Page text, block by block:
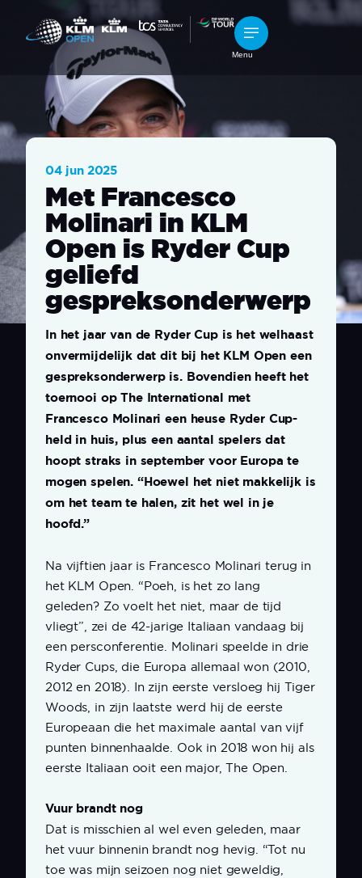
Menu
04 jun 2025
Met Francesco
Molinari in KLM
Open is Ryder Cup
geliefd
gespreksonderwerp
In het jaar van de Ryder Cup is het welhaast
onvermijdelijk dat dit bij het KLM Open een
gespreksonderwerp is. Bovendien heeft het
toernooi op The International met
Francesco Molinari een heuse Ryder Cup-
held in huis, plus een aantal spelers dat
hoopt straks in september voor Europa te
mogen spelen. “Hoewel het niet makkelijk is
om het team te halen, zit het wel in je
hoofd.”
Na vijftien jaar is Francesco Molinari terug in
het KLM Open. “Poeh, is het zo lang
geleden? Zo voelt het niet, maar de tijd
vliegt”, zei de 42-jarige Italiaan vandaag bij
een persconferentie. Molinari speelde in drie
Ryder Cups, die Europa allemaal won (2010,
2012 en 2018). In zijn eerste versloeg hij Tiger
Woods, in zijn laatste werd hij de eerste
Europeaan die het maximale aantal van vijf
punten binnenhaalde. Ook in 2018 won hij als
eerste Italiaan ooit een major, The Open.
Vuur brandt nog
Dat is misschien al wel even geleden, maar
het vuur binnenin brandt nog hevig. “Tot nu
toe was mijn seizoen nog niet geweldig,